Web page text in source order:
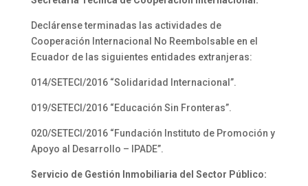
Declárense terminadas las actividades de
Cooperación Internacional No Reembolsable en el
Ecuador de las siguientes entidades extranjeras:
014/SETECI/2016 “Solidaridad Internacional”.
019/SETECI/2016 “Educación Sin Fronteras”.
020/SETECI/2016 “Fundación Instituto de Promoción y
Apoyo al Desarrollo – IPADE”.
Servicio de Gestión Inmobiliaria del Sector Público: